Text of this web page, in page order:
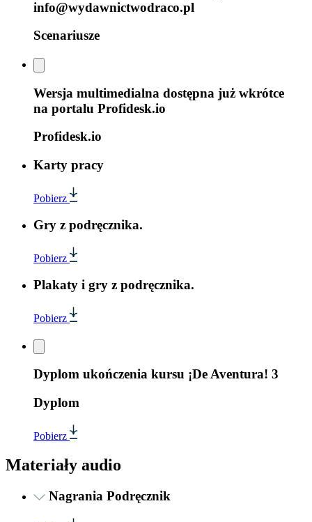
info@wydawnictwodraco.pl
Scenariusze
Wersja multimedialna dostępna już wkrótce
na portalu Profidesk.io
Profidesk.io
Karty pracy
Pobierz
Gry z podręcznika.
Pobierz
Plakaty i gry z podręcznika.
Pobierz
Dyplom ukończenia kursu ¡De Aventura! 3
Dyplom
Pobierz
Materiały audio
Nagrania Podręcznik